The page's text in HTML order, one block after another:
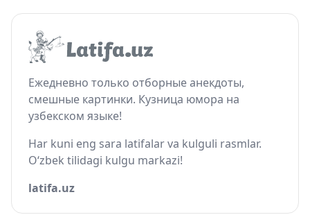
Ежедневно только отборные анекдоты,
смешные картинки. Кузница юмора на
узбекском языке!
Har kuni eng sara latifalar va kulguli rasmlar.
O‘zbek tilidagi kulgu markazi!
latifa.uz